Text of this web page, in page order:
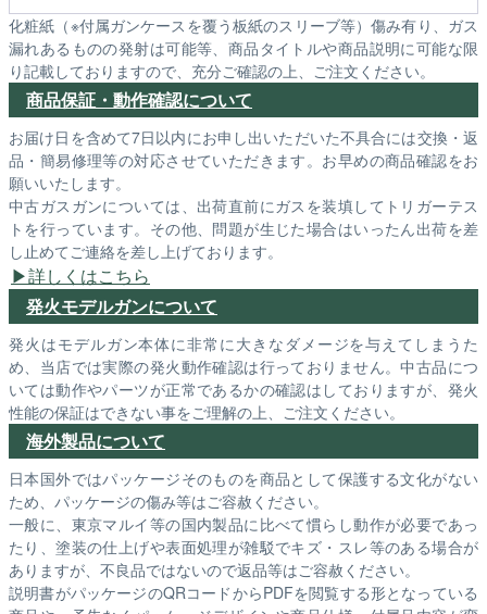
化粧紙（※付属ガンケースを覆う板紙のスリーブ等）傷み有り、ガス
漏れあるものの発射は可能等、商品タイトルや商品説明に可能な限
り記載しておりますので、充分ご確認の上、ご注文ください。
商品保証・動作確認について
お届け日を含めて7日以内にお申し出いただいた不具合には交換・返
品・簡易修理等の対応させていただきます。お早めの商品確認をお
願いいたします。
中古ガスガンについては、出荷直前にガスを装填してトリガーテス
トを行っています。その他、問題が生じた場合はいったん出荷を差
し止めてご連絡を差し上げております。
詳しくはこちら
発火モデルガンについて
発火はモデルガン本体に非常に大きなダメージを与えてしまうた
め、当店では実際の発火動作確認は行っておりません。中古品につ
いては動作やパーツが正常であるかの確認はしておりますが、発火
性能の保証はできない事をご理解の上、ご注文ください。
海外製品について
日本国外ではパッケージそのものを商品として保護する文化がない
ため、パッケージの傷み等はご容赦ください。
一般に、東京マルイ等の国内製品に比べて慣らし動作が必要であっ
たり、塗装の仕上げや表面処理が雑駁でキズ・スレ等のある場合が
ありますが、不良品ではないので返品等はご容赦ください。
説明書がパッケージのQRコードからPDFを閲覧する形となっている